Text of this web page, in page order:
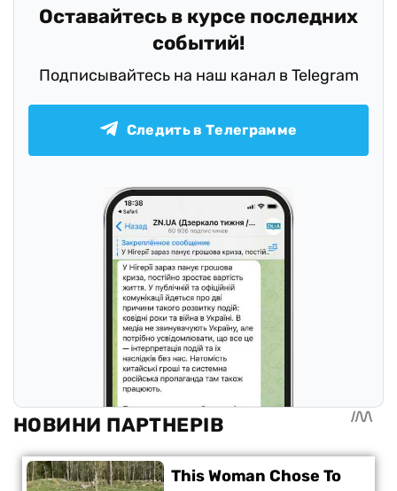
Оставайтесь в курсе последних
событий!
Подписывайтесь на наш канал в Telegram
Следить в Телеграмме